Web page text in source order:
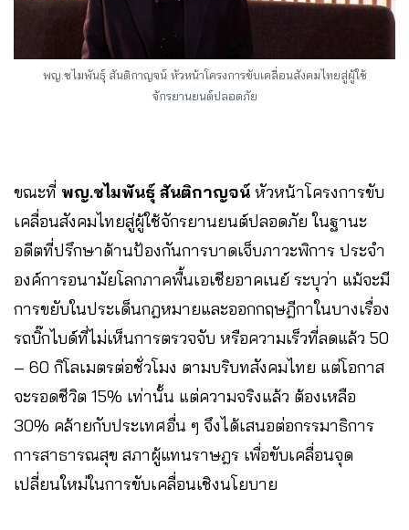
พญ.ชไมพันธุ์ สันติกาญจน์ หัวหน้าโครงการขับเคลื่อนสังคมไทยสู่ผู้ใช้
จักรยานยนต์ปลอดภัย
ขณะที่ พญ.ชไมพันธุ์ สันติกาญจน์ หัวหน้าโครงการขับ
เคลื่อนสังคมไทยสู่ผู้ใช้จักรยานยนต์ปลอดภัย ในฐานะ
อดีตที่ปรึกษาด้านป้องกันการบาดเจ็บภาวะพิการ ประจำ
องค์การอนามัยโลกภาคพื้นเอเชียอาคเนย์​ ระบุว่า แม้จะมี
การขยับในประเด็นกฎหมายและออกกฤษฎีกาในบางเรื่อง
รถบิ๊กไบด์ที่ไม่เห็นการตรวจจับ หรือความเร็วที่ลดแล้ว 50
– 60 กิโลเมตรต่อชั่วโมง ตามบริบทสังคมไทย แต่โอกาส
จะรอดชีวิต 15% เท่านั้น แต่ความจริงแล้ว ต้องเหลือ
30% คล้ายกับประเทศอื่น ๆ จึงได้เสนอต่อกรรมาธิการ
การสาธารณสุข สภาผู้แทนราษฎร เพื่อขับเคลื่อนจุด
เปลี่ยนใหม่ในการขับเคลื่อนเชิงนโยบาย